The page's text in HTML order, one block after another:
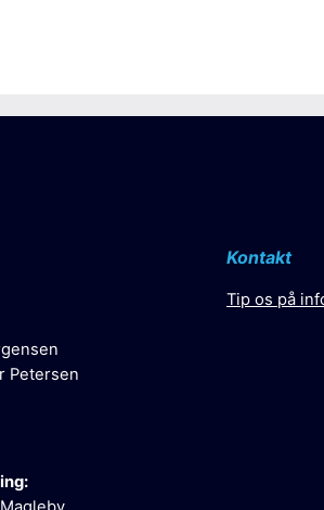
Petersen
Kontakt
Tip os på